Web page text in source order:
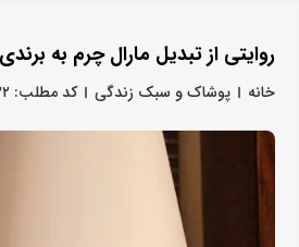
روایتی از تبدیل مارال چرم به
خانه پوشاک و سبک زندگی کد مطلب: ۳۶۱۳۳۲